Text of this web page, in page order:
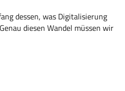
dessen, was Digitalisierung
diesen Wandel müssen wir